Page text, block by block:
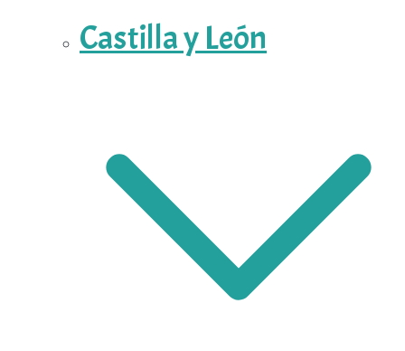
Castilla y León